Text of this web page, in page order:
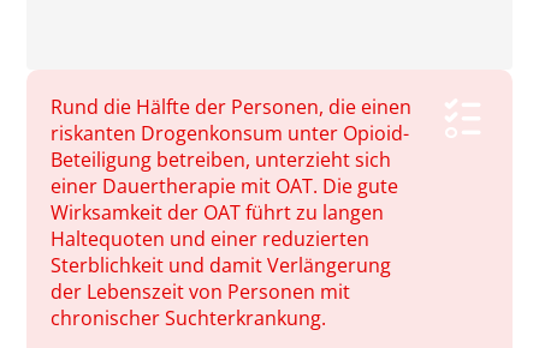
Rund die Hälfte der Personen, die einen
riskanten Drogenkonsum unter Opioid-
Beteiligung betreiben, unterzieht sich
einer Dauertherapie mit OAT. Die gute
Wirksamkeit der OAT führt zu langen
Haltequoten und einer reduzierten
Sterblichkeit und damit Verlängerung
der Lebenszeit von Personen mit
chronischer Suchterkrankung.